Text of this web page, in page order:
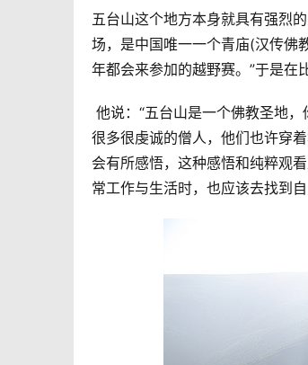
五台山这个地方本身就具有强烈
场，是中国唯一一个青庙(汉传佛
年都会来参加的越野赛。”于是在
他说：“五台山是一个佛教圣地
很多很虔诚的僧人，他们也许穿
会有所感悟，这种感悟和纯粹观
常工作与生活时，也应该去找到